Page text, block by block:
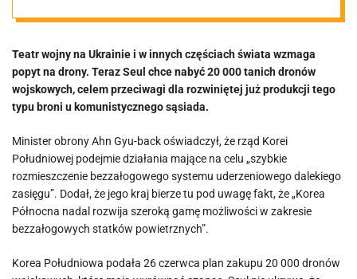
dronów.
Przeciwwaga
dla sąsiada
Teatr wojny na Ukrainie i w innych częściach świata wzmaga
popyt na drony. Teraz Seul chce nabyć 20 000 tanich dronów
wojskowych, celem przeciwagi dla rozwiniętej już produkcji tego
typu broni u komunistycznego sąsiada.
Minister obrony Ahn Gyu-back oświadczył, że rząd Korei
Południowej podejmie działania mające na celu „szybkie
rozmieszczenie bezzałogowego systemu uderzeniowego dalekiego
zasięgu”. Dodał, że jego kraj bierze tu pod uwagę fakt, że „Korea
Północna nadal rozwija szeroką gamę możliwości w zakresie
bezzałogowych statków powietrznych”.
Korea Południowa podała 26 czerwca plan zakupu 20 000 dronów